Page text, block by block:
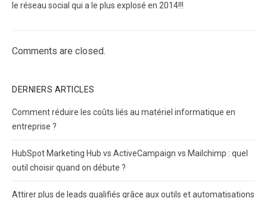
le réseau social qui a le plus explosé en 2014!!!
Comments are closed.
DERNIERS ARTICLES
Comment réduire les coûts liés au matériel informatique en
entreprise ?
HubSpot Marketing Hub vs ActiveCampaign vs Mailchimp : quel
outil choisir quand on débute ?
Attirer plus de leads qualifiés grâce aux outils et automatisations